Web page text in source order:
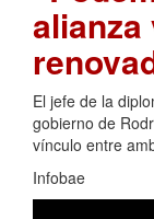
alianza
El jefe de la
gobierno de
vínculo entre
Infobae